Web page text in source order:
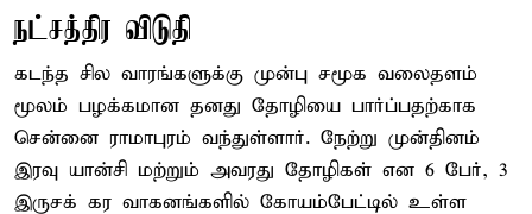
நட்சத்திர விடுதி
கடந்த சில வாரங்களுக்கு முன்பு சமூக வலைதளம்
மூலம் பழக்கமான தனது தோழியை பார்ப்பதற்காக
சென்னை ராமாபுரம் வந்துள்ளார். நேற்று முன்தினம்
இரவு யான்சி மற்றும் அவரது தோழிகள் என 6 பேர், 3
இருசக் கர வாகனங்களில் கோயம்பேட்டில் உள்ள